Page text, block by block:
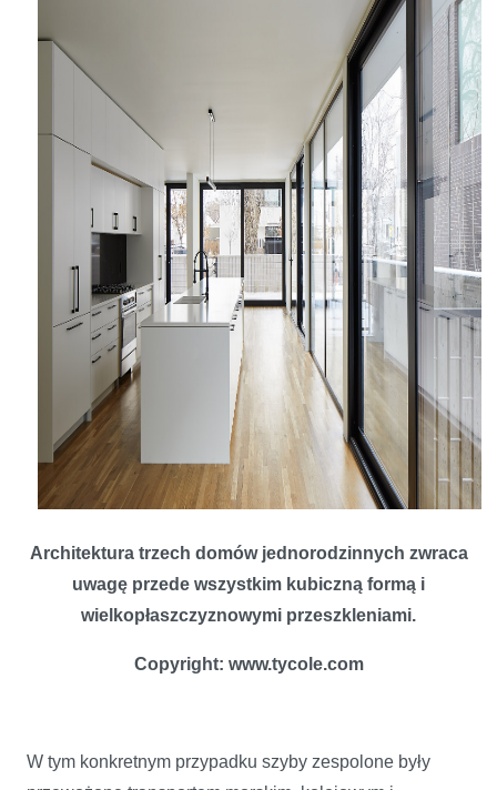
Architektura trzech domów jednorodzinnych zwraca
uwagę przede wszystkim kubiczną formą i
wielkopłaszczyznowymi przeszkleniami.
Copyright: www.tycole.com
W tym konkretnym przypadku szyby zespolone były